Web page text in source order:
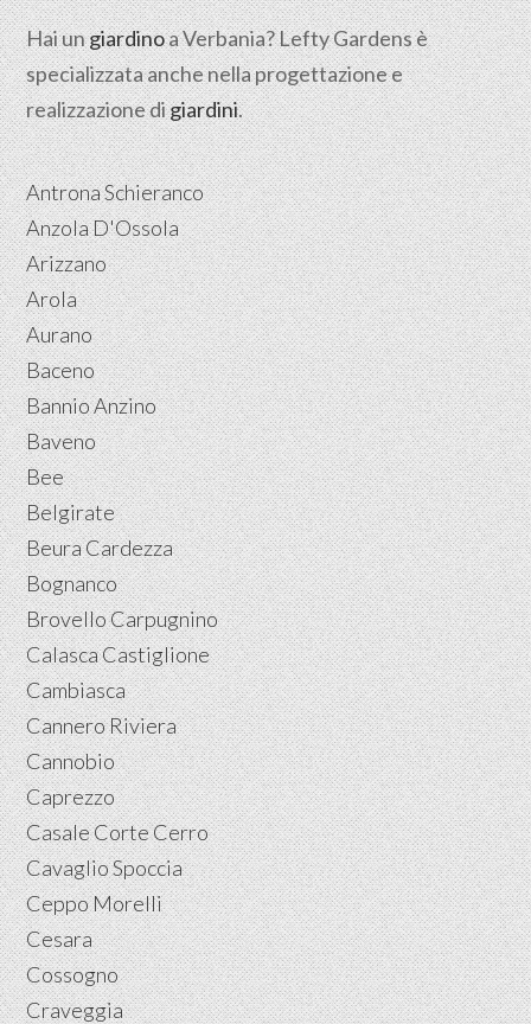
Hai ungiardinoa Verbania? Lefty Gardens è
specializzata anche nella progettazione e
realizzazione digiardini.
Antrona Schieranco
Anzola D'Ossola
Arizzano
Arola
Aurano
Baceno
Bannio Anzino
Baveno
Bee
Belgirate
Beura Cardezza
Bognanco
Brovello Carpugnino
Calasca Castiglione
Cambiasca
Cannero Riviera
Cannobio
Caprezzo
Casale Corte Cerro
Cavaglio Spoccia
Ceppo Morelli
Cesara
Cossogno
Craveggia